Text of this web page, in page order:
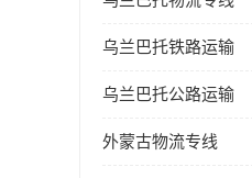
乌兰巴托铁路运输
乌兰巴托公路运输
外蒙古物流专线